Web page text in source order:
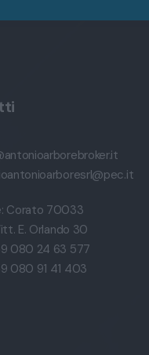
Corato 70033
E. Orlando 30
080 24 63 577
080 91 41 403